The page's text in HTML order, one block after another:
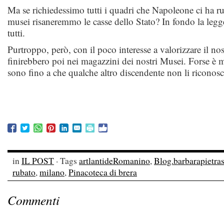
Ma se richiedessimo tutti i quadri che Napoleone ci ha
musei risaneremmo le casse dello Stato? In fondo la
tutti.
Purtroppo, però, con il poco interesse a valorizzare il
finirebbero poi nei magazzini dei nostri Musei. Forse è
sono fino a che qualche altro discendente non li
inIL POST · Tags artlantideRomanino,
rubato,milano,Pinacoteca di brera
Commenti